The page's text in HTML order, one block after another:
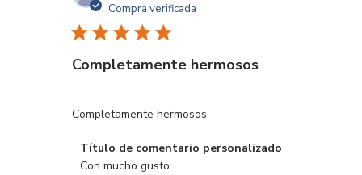
Compra verificada
Completamente hermosos
Completamente hermosos
Comentarios
del
Título de comentario personalizado
Con mucho gusto.